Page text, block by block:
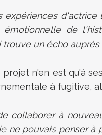
de
un écho
n'en est qu'à
à fugitive,
collaborer à
ne pouvais penser